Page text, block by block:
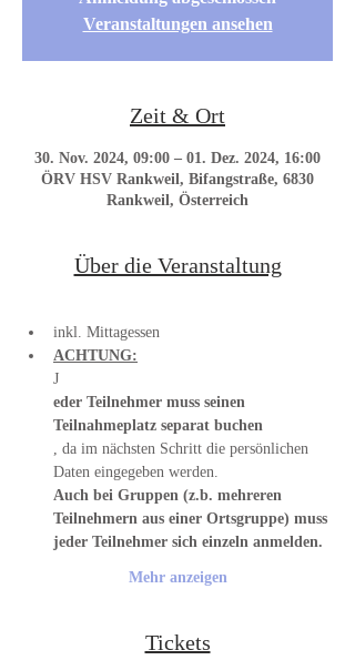
Veranstaltungen ansehen
Zeit & Ort
30. Nov. 2024, 09:00 – 01. Dez. 2024, 16:00
ÖRV HSV Rankweil, Bifangstraße, 6830
Rankweil, Österreich
Über die Veranstaltung
inkl. Mittagessen
ACHTUNG:
J
eder Teilnehmer muss seinen
Teilnahmeplatz separat buchen
, da im nächsten Schritt die persönlichen
Daten eingegeben werden.
Auch bei Gruppen (z.b. mehreren
Teilnehmern aus einer Ortsgruppe) muss
jeder Teilnehmer sich einzeln anmelden.
Mehr anzeigen
Tickets